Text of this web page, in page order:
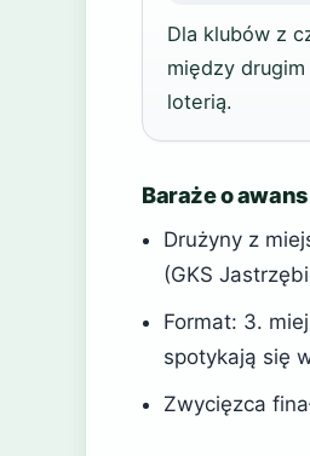
Dla klubów z
między
loterią.
Baraże o awans
Drużyny z
(GKS
Format: 3.
spotykają się
Zwycięzca